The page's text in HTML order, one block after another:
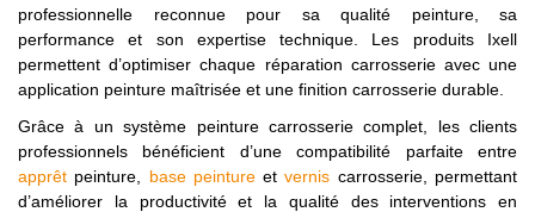
professionnelle reconnue pour sa qualité peinture, sa
performance et son expertise technique. Les produits Ixell
permettent d’optimiser chaque réparation carrosserie avec une
application peinture maîtrisée et une finition carrosserie durable.
Grâce à un système peinture carrosserie complet, les clients
professionnels bénéficient d’une compatibilité parfaite entre
apprêt peinture, base peintureetvernis carrosserie, permettant
d’améliorer la productivité et la qualité des interventions en